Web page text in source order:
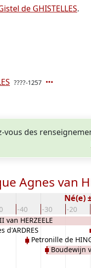
de GHISTELLES.
????-1257
vous des
Agnes van
-40 -30 -20
Né(e)
van HERZEELE
d'ARDRES
Petronille de
Boudewijn